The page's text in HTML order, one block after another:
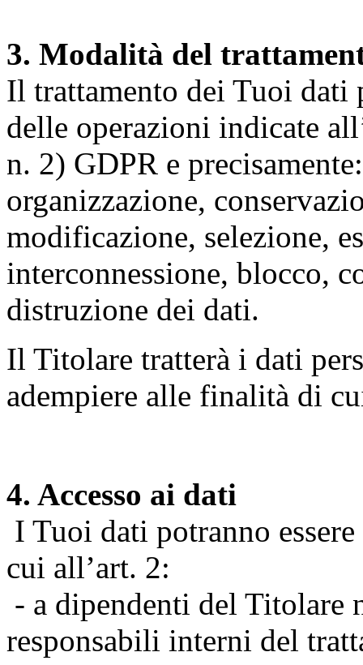
3. Modalità del
Il trattamento dei Tuoi dati
delle operazioni indicate
n. 2) GDPR e
organizzazione,
modificazione, selezione,
interconnessione, blocco,
distruzione dei dati.
Il Titolare tratterà i dati
adempiere alle finalità di
4. Accesso ai dati
I Tuoi dati potranno
cui all’art. 2:
- a dipendenti del Titolare
responsabili interni del